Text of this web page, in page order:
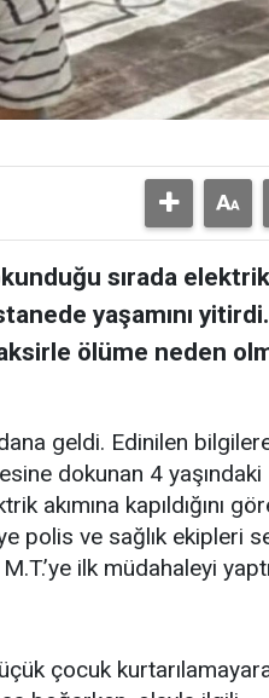
sırada elektrik
yaşamını yitirdi.
ölüme neden
geldi. Edinilen
dokunan 4 yaşındaki
akımına kapıldığını
polis ve sağlık ekipleri
ilk müdahaleyi
çocuk